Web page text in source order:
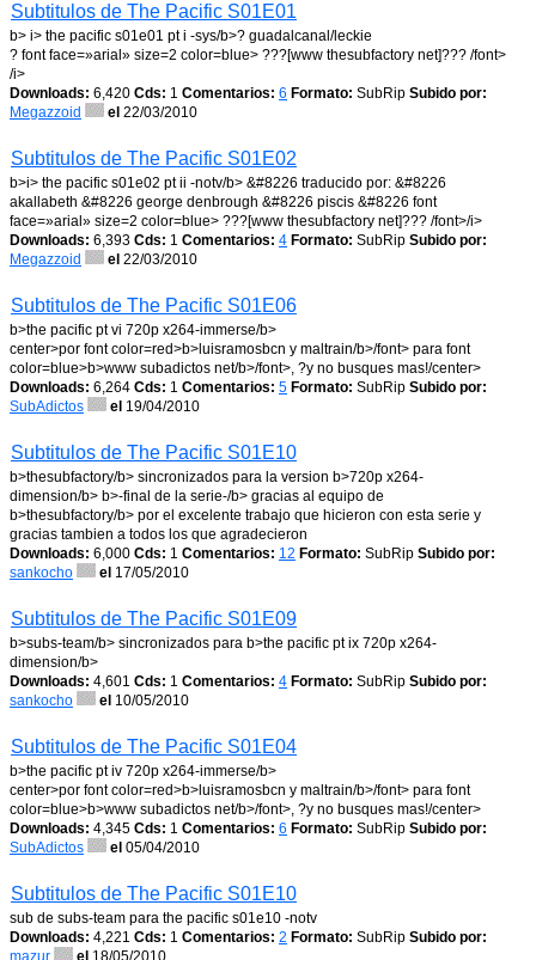
Subtitulos de The Pacific S01E01
b> i> the pacific s01e01 pt i -sys/b>? guadalcanal/leckie
? font face=»arial» size=2 color=blue> ???[www thesubfactory net]??? /font>
/i>
Downloads: 6,420 Cds: 1 Comentarios: 6 Formato: SubRip Subido por:
Megazzoid
el 22/03/2010
Subtitulos de The Pacific S01E02
b>i> the pacific s01e02 pt ii -notv/b> &#8226 traducido por: &#8226
akallabeth &#8226 george denbrough &#8226 piscis &#8226 font
face=»arial» size=2 color=blue> ???[www thesubfactory net]??? /font>/i>
Downloads: 6,393 Cds: 1 Comentarios: 4 Formato: SubRip Subido por:
Megazzoid
el 22/03/2010
Subtitulos de The Pacific S01E06
b>the pacific pt vi 720p x264-immerse/b>
center>por font color=red>b>luisramosbcn y maltrain/b>/font> para font
color=blue>b>www subadictos net/b>/font>, ?y no busques mas!/center>
Downloads: 6,264 Cds: 1 Comentarios: 5 Formato: SubRip Subido por:
SubAdictos
el 19/04/2010
Subtitulos de The Pacific S01E10
b>thesubfactory/b> sincronizados para la version b>720p x264-
dimension/b> b>-final de la serie-/b> gracias al equipo de
b>thesubfactory/b> por el excelente trabajo que hicieron con esta serie y
gracias tambien a todos los que agradecieron
Downloads: 6,000 Cds: 1 Comentarios: 12 Formato: SubRip Subido por:
sankocho
el 17/05/2010
Subtitulos de The Pacific S01E09
b>subs-team/b> sincronizados para b>the pacific pt ix 720p x264-
dimension/b>
Downloads: 4,601 Cds: 1 Comentarios: 4 Formato: SubRip Subido por:
sankocho
el 10/05/2010
Subtitulos de The Pacific S01E04
b>the pacific pt iv 720p x264-immerse/b>
center>por font color=red>b>luisramosbcn y maltrain/b>/font> para font
color=blue>b>www subadictos net/b>/font>, ?y no busques mas!/center>
Downloads: 4,345 Cds: 1 Comentarios: 6 Formato: SubRip Subido por:
SubAdictos
el 05/04/2010
Subtitulos de The Pacific S01E10
sub de subs-team para the pacific s01e10 -notv
Downloads: 4,221 Cds: 1 Comentarios: 2 Formato: SubRip Subido por:
mazur
el 18/05/2010